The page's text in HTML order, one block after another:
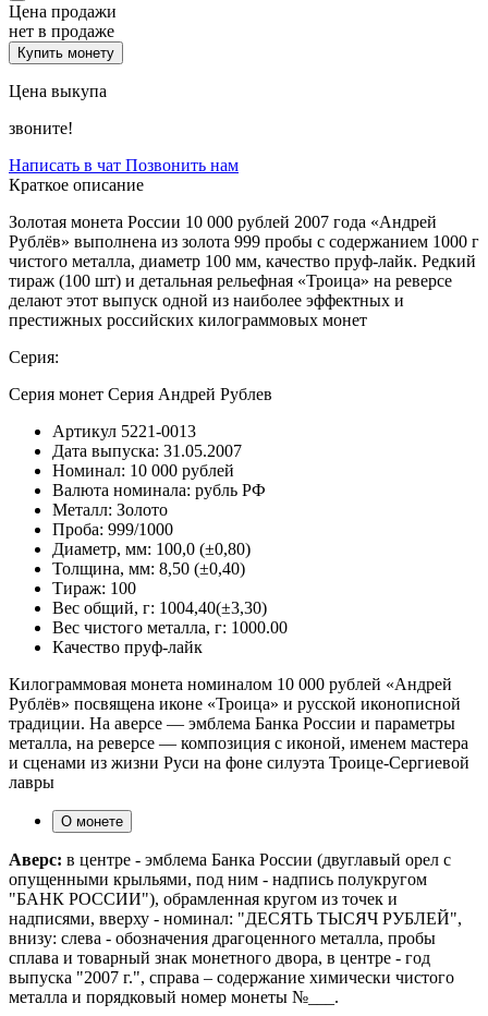
Цена продажи
нет в продаже
Купить монету
Цена выкупа
звоните!
Написать в чат Позвонить нам
Краткое описание
Золотая монета России 10 000 рублей 2007 года «Андрей
Рублёв» выполнена из золота 999 пробы с содержанием 1000 г
чистого металла, диаметр 100 мм, качество пруф-лайк. Редкий
тираж (100 шт) и детальная рельефная «Троица» на реверсе
делают этот выпуск одной из наиболее эффектных и
престижных российских килограммовых монет
Серия:
Серия монет Серия Андрей Рублев
Артикул 5221-0013
Дата выпуска: 31.05.2007
Номинал: 10 000 рублей
Валюта номинала: рубль РФ
Металл: Золото
Проба: 999/1000
Диаметр, мм: 100,0 (±0,80)
Толщина, мм: 8,50 (±0,40)
Тираж: 100
Вес общий, г: 1004,40(±3,30)
Вес чистого металла, г: 1000.00
Качество пруф-лайк
Килограммовая монета номиналом 10 000 рублей «Андрей
Рублёв» посвящена иконе «Троица» и русской иконописной
традиции. На аверсе — эмблема Банка России и параметры
металла, на реверсе — композиция с иконой, именем мастера
и сценами из жизни Руси на фоне силуэта Троице-Сергиевой
лавры
О монете
Аверс: в центре - эмблема Банка России (двуглавый орел с
опущенными крыльями, под ним - надпись полукругом
"БАНК РОССИИ"), обрамленная кругом из точек и
надписями, вверху - номинал: "ДЕСЯТЬ ТЫСЯЧ РУБЛЕЙ",
внизу: слева - обозначения драгоценного металла, пробы
сплава и товарный знак монетного двора, в центре - год
выпуска "2007 г.", справа – содержание химически чистого
металла и порядковый номер монеты №___.